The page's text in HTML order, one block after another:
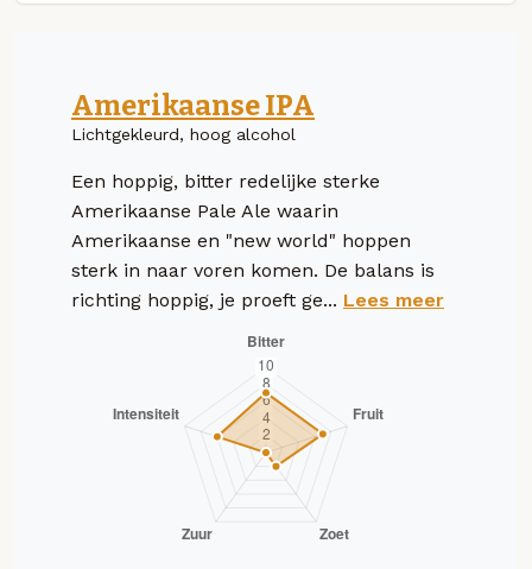
Amerikaanse IPA
Lichtgekleurd, hoog alcohol
Een hoppig, bitter redelijke sterke
Amerikaanse Pale Ale waarin
Amerikaanse en "new world" hoppen
sterk in naar voren komen. De balans is
richting hoppig, je proeft ge... Lees meer